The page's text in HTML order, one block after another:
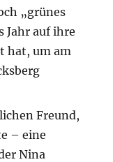
„grünes
Jahr auf ihre
hat, um am
Freund,
– eine
Nina